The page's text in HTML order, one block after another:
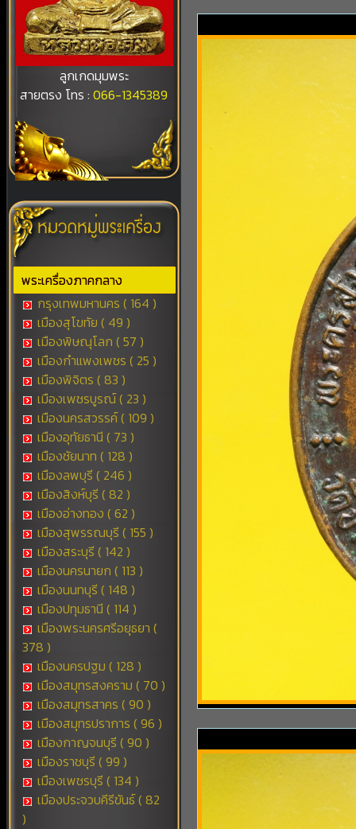
ลูกเกดมุมพระ
สายตรง โทร :066-1345389
พระเครื่องภาคกลาง
กรุงเทพมหานคร ( 164 )
เมืองสุโขทัย ( 49 )
เมืองพิษณุโลก ( 57 )
เมืองกำแพงเพชร ( 25 )
เมืองพิจิตร ( 83 )
เมืองเพชรบูรณ์ ( 23 )
เมืองนครสวรรค์ ( 109 )
เมืองอุทัยธานี ( 73 )
เมืองชัยนาท ( 128 )
เมืองลพบุรี ( 246 )
เมืองสิงห์บุรี ( 82 )
เมืองอ่างทอง ( 62 )
เมืองสุพรรณบุรี ( 155 )
เมืองสระบุรี ( 142 )
เมืองนครนายก ( 113 )
เมืองนนทบุรี ( 148 )
เมืองปทุมธานี ( 114 )
เมืองพระนครศรีอยุธยา (
378 )
เมืองนครปฐม ( 128 )
เมืองสมุทรสงคราม ( 70 )
เมืองสมุทรสาคร ( 90 )
เมืองสมุทรปราการ ( 96 )
เมืองกาญจนบุรี ( 90 )
เมืองราชบุรี ( 99 )
เมืองเพชรบุรี ( 134 )
เมืองประจวบคีรีขันธ์ ( 82
)